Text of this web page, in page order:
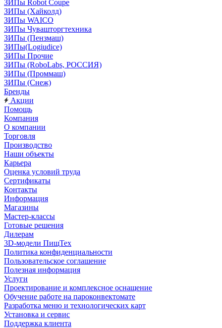
ЗИПы Robot Coupe
ЗИПы (Хайколд)
ЗИПы WAICO
ЗИПы Чувашторгтехника
ЗИПы (Пензмаш)
ЗИПы(Logiudice)
ЗИПы Прочие
ЗИПы (RoboLabs, РОССИЯ)
ЗИПы (Проммаш)
ЗИПы (Снеж)
Бренды
Акции
Помощь
Компания
О компании
Торговля
Производство
Наши объекты
Карьера
Оценка условий труда
Сертификаты
Контакты
Информация
Магазины
Мастер-классы
Готовые решения
Дилерам
3D-модели ПищТех
Политика конфиденциальности
Пользовательское соглашение
Полезная информация
Услуги
Проектирование и комплексное оснащение
Обучение работе на пароконвектомате
Разработка меню и технологических карт
Установка и сервис
Поддержка клиента